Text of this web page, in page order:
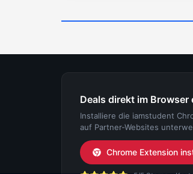
Deals direkt im Browser
Installiere die iamstudent
auf Partner-Websites
Chrome Extension